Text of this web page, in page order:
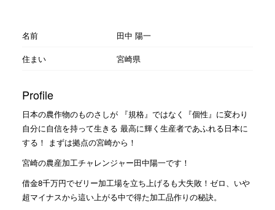
名前
田中 陽一
住まい
宮崎県
Profile
日本の農作物のものさしが 『規格』ではなく『個性』に変わり
自分に自信を持って生きる 最高に輝く生産者であふれる日本に
する！ まずは拠点の宮崎から！
宮崎の農産加工チャレンジャー田中陽一です！
借金8千万円でゼリー加工場を立ち上げるも大失敗！ゼロ、いや
超マイナスから這い上がる中で得た加工品作りの秘訣。